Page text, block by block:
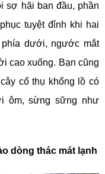
sợ hãi ban đầu, phần
tuyệt đỉnh khi hai
dưới, ngước mắt
cao xuống. Bạn cũng
cổ thụ khổng lồ có
ôm, sừng sững như
dòng thác mát lạnh